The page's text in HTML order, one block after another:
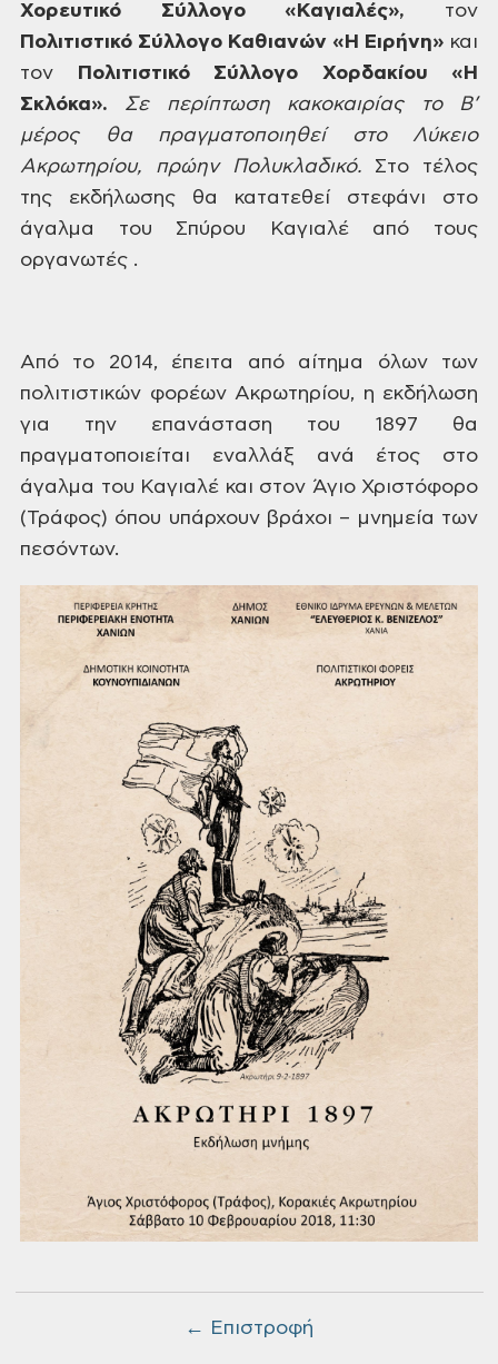
← Επιστροφή
Χορευτικό Σύλλογο«Καγιαλές», τον
Πολιτιστικό Σύλλογο Καθιανών «Η Ειρήνη» και
τον
ΠολιτιστικόΣύλλογο Χορδακίου «Η
Σκλόκα». Σεπερίπτωση κακοκαιρίας το Β’
μέρος θαπραγματοποιηθεί στο Λύκειο
Ακρωτηρίου, πρώην Πολυκλαδικό. Στο τέλος
της εκδήλωσης θα κατατεθεί στεφάνι στο
άγαλμα του Σπύρου Καγιαλέ από τους
οργανωτές .
Από το 2014, έπειτα απόαίτημα όλων των
πολιτιστικών φορέωνΑκρωτηρίου, η εκδήλωση
για την επανάσταση του 1897 θα
πραγματοποιείται εναλλάξ ανά έτος στο
άγαλμα του Καγιαλέ και στον Άγιο Χριστόφορο
(Τράφος) όπου υπάρχουνβράχοι – μνημεία των
πεσόντων.